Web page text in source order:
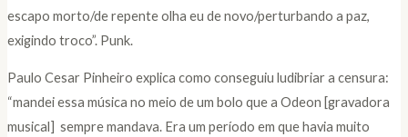
escapo morto/de repente olha eu de novo/perturbando a paz,
exigindo troco”. Punk.
Paulo Cesar Pinheiro explica como conseguiu ludibriar a censura:
“mandei essa música no meio de um bolo que a Odeon [gravadora
musical] sempre mandava. Era um período em que havia muito